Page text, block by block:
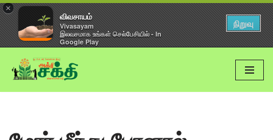
×
விவசாயம்
Vivasayam
இலவசமாக உங்கள் செல்பேசியில் - In
Google Play
நிறுவு
Skip
to